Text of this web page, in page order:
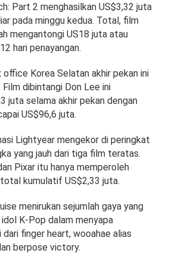
Part 2 menghasilkan US$3,32 juta
pada minggu kedua. Total, film
mengantongi US18 juta atau
hari penayangan.
Korea Selatan akhir pekan ini
Film dibintangi Don Lee ini
juta selama akhir pekan dengan
US$96,6 juta.
Lightyear mengekor di peringkat
yang jauh dari tiga film teratas.
Pixar itu hanya memperoleh
kumulatif US$2,33 juta.
menirukan sejumlah gaya yang
K-Pop dalam menyapa
dari finger heart, wooahae alias
berpose victory.